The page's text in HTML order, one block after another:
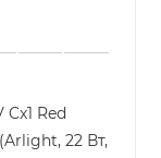
Cx1 Red
22 Вт,